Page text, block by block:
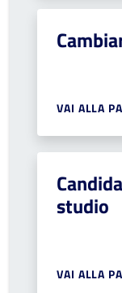
VAI ALLA
studio
VAI ALLA